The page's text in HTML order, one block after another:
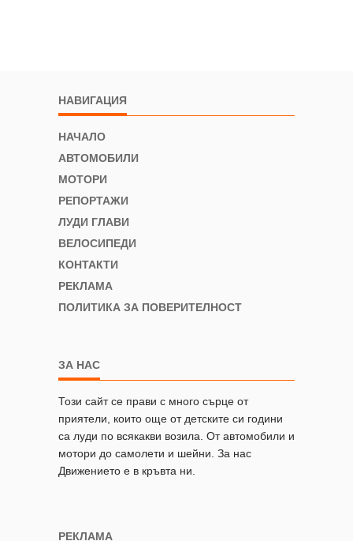
НАВИГАЦИЯ
НАЧАЛО
АВТОМОБИЛИ
МОТОРИ
РЕПОРТАЖИ
ЛУДИ ГЛАВИ
ВЕЛОСИПЕДИ
КОНТАКТИ
РЕКЛАМА
ПОЛИТИКА ЗА ПОВЕРИТЕЛНОСТ
ЗА НАС
Този сайт се прави с много сърце от
приятели, които още от детските си години
са луди по всякакви возила. От автомобили и
мотори до самолети и шейни. За нас
Движението е в кръвта ни.
РЕКЛАМА